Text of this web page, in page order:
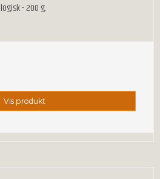
- 200 g.
Vis produkt